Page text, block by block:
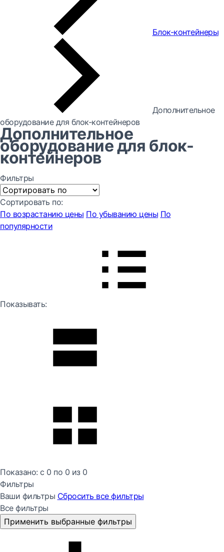
Блок-контейнеры
Дополнительное
оборудование для блок-контейнеров
Дополнительное
оборудование для блок-
контейнеров
Фильтры
Сортировать по:
По возрастанию цены По убыванию цены По
популярности
Показывать:
Показано: с 0 по 0 из 0
Фильтры
Ваши фильтры Сбросить все фильтры
Все фильтры
Применить выбранные фильтры